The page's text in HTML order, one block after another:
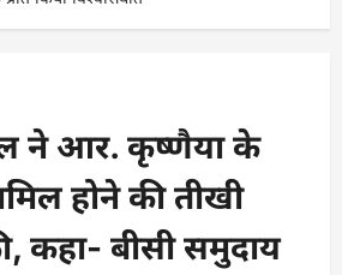
ने आर. कृष्णैया के
होने की तीखी
कहा- बीसी समुदाय